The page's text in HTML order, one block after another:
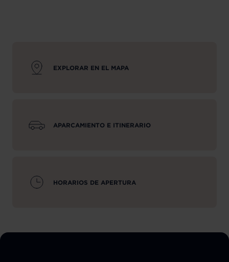
EXPLORAR EN EL MAPA
APARCAMIENTO E ITINERARIO
HORARIOS DE APERTURA